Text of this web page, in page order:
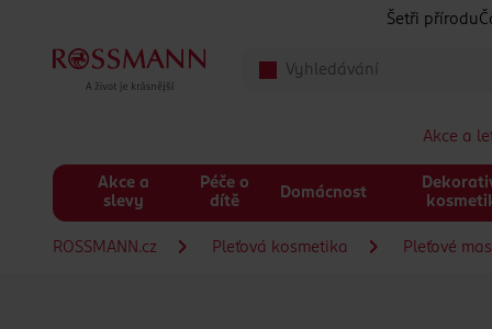
Šetři přírodu
Akce a
Akce a
slevy
Péče o
dítě
Domácnost
ROSSMANN.cz Pleťová kosmetika Pleťové